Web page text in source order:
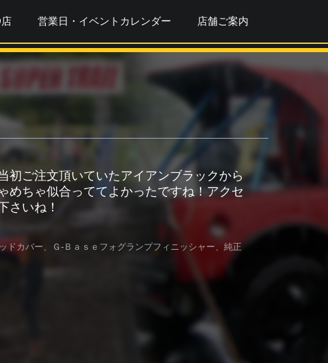
営業日・イベントカレンダー 店舗ご案内
初ご注文頂いていたアイアンブラックから
めちゃ似合っててよかったですね！アクセ
さいね！
ドカバー、Ｇ-Ｂａｓｅフォグランプフィニッシャー、純正